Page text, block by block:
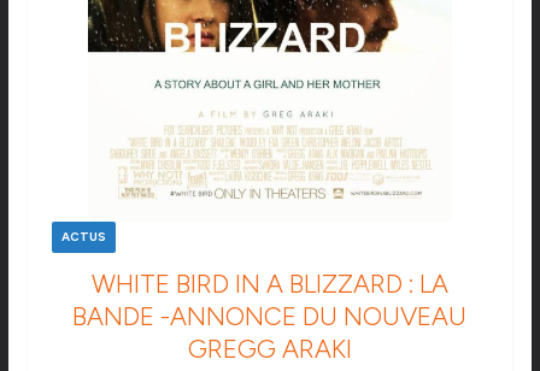
ACTUS
WHITE BIRD IN A BLIZZARD : LA
BANDE -ANNONCE DU NOUVEAU
GREGG ARAKI